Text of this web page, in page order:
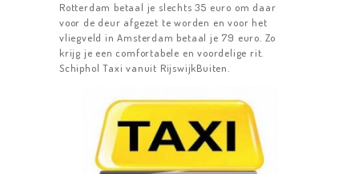
Rotterdam betaal je slechts 35 euro om daar
voor de deur afgezet te worden en voor het
vliegveld in Amsterdam betaal je 79 euro. Zo
krijg je een comfortabele en voordelige rit.
Schiphol Taxi vanuit RijswijkBuiten.